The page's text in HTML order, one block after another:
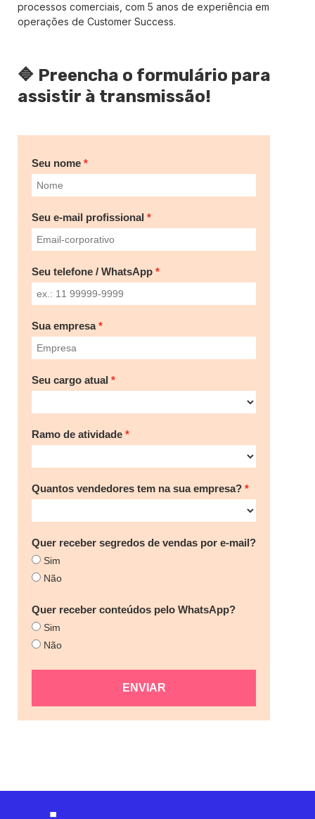
processos comerciais, com 5 anos de experiência em
operações de Customer Success.
🔷 Preencha o formulário para
assistir à transmissão!
Seu nome
Seu e-mail profissional
Seu telefone / WhatsApp
Sua empresa
Seu cargo atual
Ramo de atividade
Quantos vendedores tem na sua empresa?
Quer receber segredos de vendas por e-mail?
Sim
Não
Quer receber conteúdos pelo WhatsApp?
Sim
Não
ENVIAR